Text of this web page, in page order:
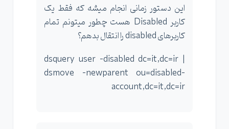
این دستور زمانی انجام میشه که فقط یک
کاربر Disabled هست چطور میتونم تمام
کاربرهای disabled را انتقال بدهم؟
dsquery user -disabled dc=it,dc=ir |
dsmove -newparent ou=disabled-
account,dc=it,dc=ir